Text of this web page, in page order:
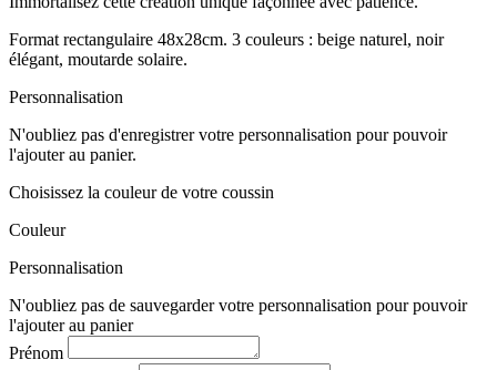
Format rectangulaire 48x28cm. 3 couleurs : beige naturel, noir
élégant, moutarde solaire.
Personnalisation
N'oubliez pas d'enregistrer votre personnalisation pour pouvoir
l'ajouter au panier.
Choisissez la couleur de votre coussin
Couleur
Personnalisation
N'oubliez pas de sauvegarder votre personnalisation pour pouvoir
l'ajouter au panier
Prénom